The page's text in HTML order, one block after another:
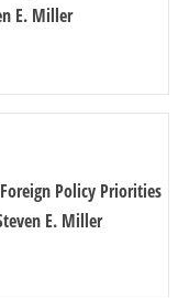
E. Miller
Policy Priorities
E. Miller